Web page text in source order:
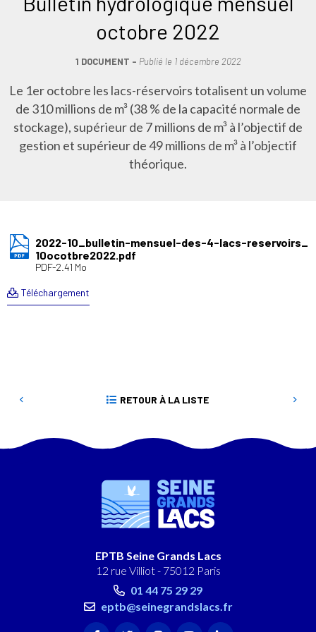
octobre 2022
1 DOCUMENT Publié le 1 décembre 2022
Le 1er octobre les lacs-réservoirs totalisent un volume
de 310 millions de m³ (38 % de la capacité normale de
stockage), supérieur de 7 millions de m³ à l’objectif de
gestion et supérieur de 49 millions de m³ à l’objectif
théorique.
2022-10_bulletin-mensuel-des-4-lacs-reservoirs_
10ocotbre2022.pdf
PDF-2.41 Mo
Téléchargement
RETOUR À LA LISTE
EPTB Seine Grands Lacs
12 rue Villiot - 75012 Paris
01 44 75 29 29
eptb@seinegrandslacs.fr